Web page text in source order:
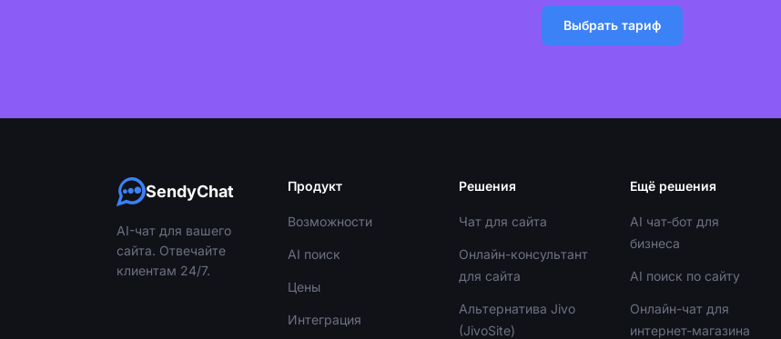
Выбрать тариф
SendyChat
AI-чат для вашего
сайта. Отвечайте
клиентам 24/7.
Продукт
Возможности
AI поиск
Цены
Интеграция
Решения
Чат для сайта
Онлайн-консультант
для сайта
Альтернатива Jivo
(JivoSite)
Ещё решения
AI чат-бот для
бизнеса
AI поиск по сайту
Онлайн-чат для
интернет-магазина